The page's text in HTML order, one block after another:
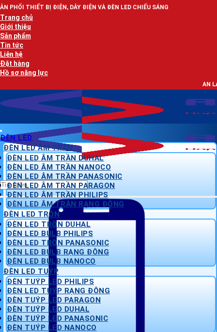
Bỏ
qua
nội
dung
DÂY ĐIỆN VÀ ĐÈN LED CHIẾU SÁNG
Trang chủ
Giới thiệu
Sản phẩm
Tin tức
Liên hệ
Đặt hàng
Hồ sơ năng lực
AN LẠC PHÁT - NHÀ
Tìm
kiếm:
ĐÈN LED
ĐÈN LED ÂM TRẦN
ĐÈN LED ÂM TRẦN DUHAL
ĐÈN LED ÂM TRẦN NANOCO
ĐÈN LED ÂM TRẦN PANASONIC
ĐÈN LED ÂM TRẦN PARAGON
ĐÈN LED ÂM TRẦN PHILIPS
ĐÈN LED ÂM TRẦN RẠNG ĐÔNG
ĐÈN LED TRÒN
ĐÈN LED TRÒN DUHAL
ĐÈN LED BULB PHILIPS
ĐÈN LED TRÒN PANASONIC
ĐÈN LED BULB RẠNG ĐÔNG
ĐÈN LED BULB NANOCO
ĐÈN LED TUÝP
ĐÈN TUÝP LED PHILIPS
ĐÈN LED TUÝP RẠNG ĐÔNG
ĐÈN TUÝP LED PARAGON
ĐÈN TUÝP LED DUHAL
ĐÈN TUÝP LED PANASONIC
ĐÈN TUÝP LED NANOCO